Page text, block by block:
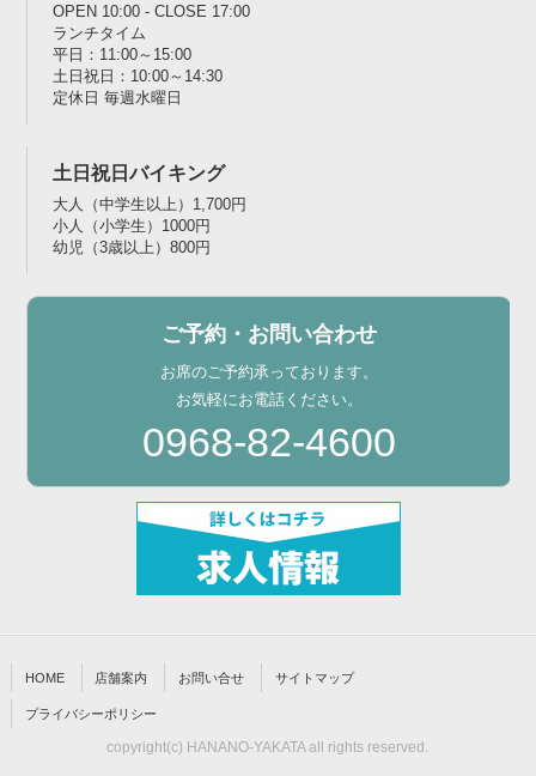
OPEN 10:00 - CLOSE 17:00
ランチタイム
平日：11:00～15:00
土日祝日：10:00～14:30
定休日 毎週水曜日
土日祝日バイキング
大人（中学生以上）1,700円
小人（小学生）1000円
幼児（3歳以上）800円
ご予約・お問い合わせ
お席のご予約承っております。
お気軽にお電話ください。
0968-82-4600
HOME 店舗案内 お問い合せ サイトマップ
プライバシーポリシー
copyright(c) HANANO-YAKATA all rights reserved.